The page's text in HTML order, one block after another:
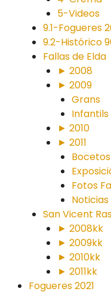
5-Videos
9.1-Fogueres
9.2-Histórico
Fallas de Elda
► 2008
► 2009
Grans
Infantils
► 2010
► 2011
Bocetos
Fotos
Noticias
San Vicent
► 2008kk
► 2009kk
► 2010kk
► 2011kk
Fogueres 2021